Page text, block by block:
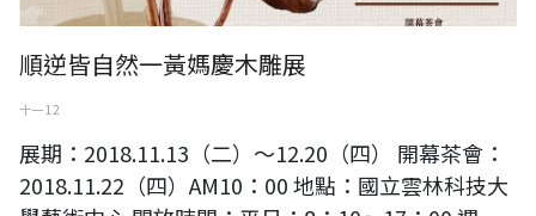
順逆皆自然一黃媽慶木雕展
十一 12
展期：2018.11.13（二）～12.20（四） 開幕茶會：
2018.11.22（四）AM10：00 地點：國立雲林科技大